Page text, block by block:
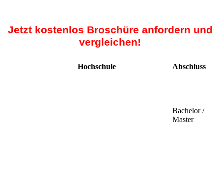
Jetzt kostenlos Broschüre anfordern und
vergleichen!
Hochschule Abschluss
Bachelor /
Master